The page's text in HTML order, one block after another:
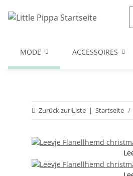
MODE ACCESSOIRES
Zurück zur Liste Startseite